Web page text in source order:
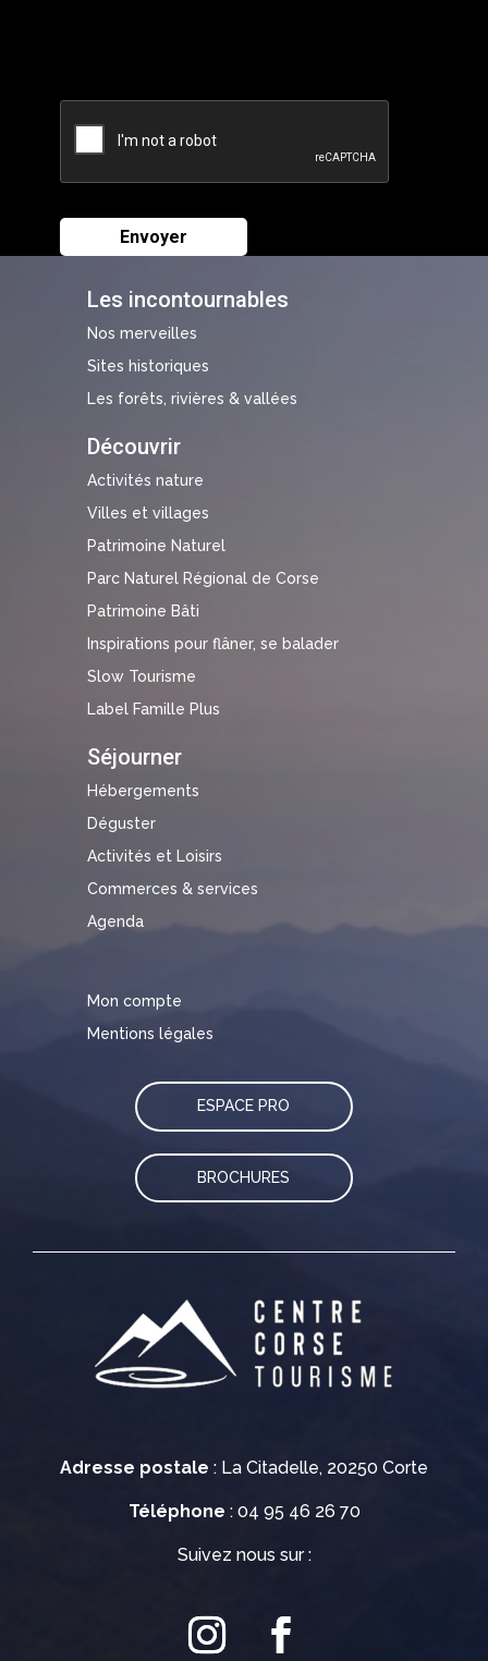
Adresse postale : La Citadelle, 20250 Corte
Téléphone : 04 95 46 26 70
Suivez nous sur :
Les incontournables
Nos merveilles
Sites historiques
Les forêts, rivières & vallées
Découvrir
Activités nature
Villes et villages
Patrimoine Naturel
Parc Naturel Régional de Corse
Patrimoine Bâti
Inspirations pour flâner, se balader
Slow Tourisme
Label Famille Plus
Séjourner
Hébergements
Déguster
Activités et Loisirs
Commerces & services
Agenda
Mon compte
Mentions légales
ESPACE PRO
BROCHURES